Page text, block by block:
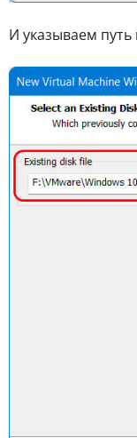
И указываем